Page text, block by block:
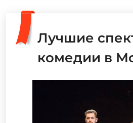
Лучшие
комедии в